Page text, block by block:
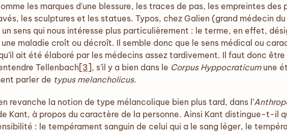
les marques d'une blessure, les traces de pas, les empreintes des
les sculptures et les statues. Typos, chez Galien (grand médecin
sens qui nous intéresse plus particulièrement : le terme, en effet,
une maladie croît ou décroît. Il semble donc que le sens médical ou
ait été élaboré par les médecins assez tardivement. Il faut donc
Tellenbach[3], s’il y a bien dans le Corpus Hyppocraticumune
parler de typus melancholicus.
revanche la notion de type mélancolique bien plus tard, dans l’
Kant, à propos du caractère de la personne. Ainsi Kant distingue-t-il
: le tempérament sanguin de celui qui a le sang léger, le